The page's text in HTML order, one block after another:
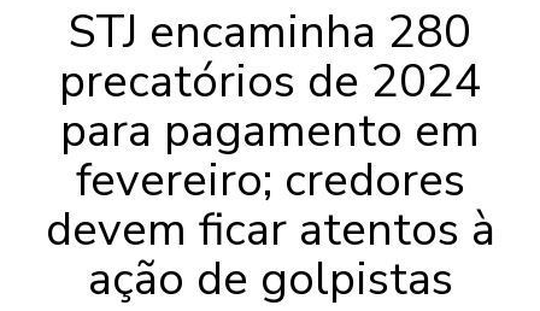
STJ encaminha 280
precatórios de 2024
para pagamento em
fevereiro; credores
devem ficar atentos à
ação de golpistas